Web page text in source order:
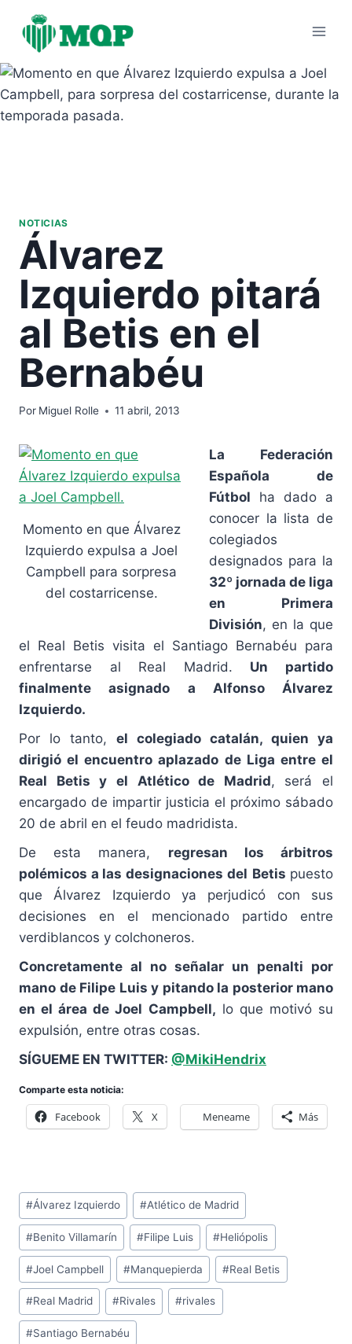
contenido
NOTICIAS
Álvarez
Izquierdo pitará
al Betis en el
Bernabéu
Por Miguel Rolle 11 abril, 2013
Momento en que Álvarez
Izquierdo expulsa a Joel
Campbell para sorpresa
del costarricense.
La Federación
Española de
Fútbol ha dado a
conocer la lista de
colegiados
designados para la
32º jornada de liga
en Primera
División, en la que
el Real Betis visita el Santiago Bernabéu para
enfrentarse al Real Madrid. Un partido
finalmente asignado a Alfonso Álvarez
Izquierdo.
Por lo tanto, el colegiado catalán, quien ya
dirigió el encuentro aplazado de Liga entre el
Real Betis y el Atlético de Madrid, será el
encargado de impartir justicia el próximo sábado
20 de abril en el feudo madridista.
De esta manera, regresan los árbitros
polémicos a las designaciones del Betis puesto
que Álvarez Izquierdo ya perjudicó con sus
decisiones en el mencionado partido entre
verdiblancos y colchoneros.
Concretamente al no señalar un penalti por
mano de Filipe Luis y pitando la posterior mano
en el área de Joel Campbell, lo que motivó su
expulsión, entre otras cosas.
SÍGUEME EN TWITTER: @MikiHendrix
Comparte esta noticia:
Facebook X Meneame Más
Etiquetas
de
la
entrada:
#Álvarez Izquierdo #Atlético de Madrid
#Benito Villamarín #Filipe Luis #Heliópolis
#Joel Campbell #Manquepierda #Real Betis
#Real Madrid #Rivales #rivales
#Santiago Bernabéu